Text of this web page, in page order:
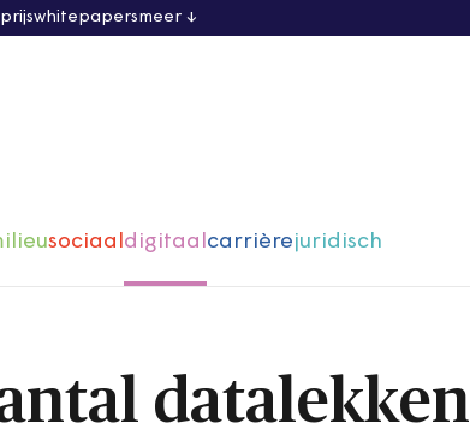
whitepapersmeer
sociaaldigitaalcarrièrejuridisch
datalekken